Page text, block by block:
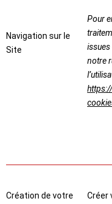
Navigation sur le
Site
Pour
notre
Création de votre
Créer